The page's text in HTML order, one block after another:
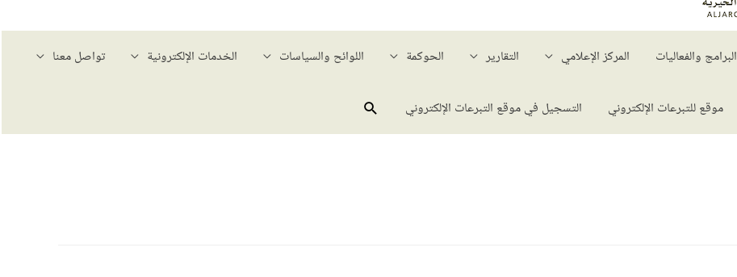
البرامج​ والفعاليات المركز الإعلامي التقارير الحوكمة اللوائح والسياسات الخدمات الإلكترونية تواصل معنا
موقع للتبرعات الإلكتروني التسجيل في موقع التبرعات الإلكتروني البحث